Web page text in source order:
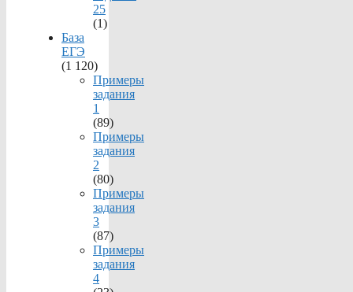
25
(1)
База
ЕГЭ
(1 120)
Примеры
задания
1
(89)
Примеры
задания
2
(80)
Примеры
задания
3
(87)
Примеры
задания
4